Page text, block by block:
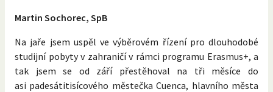
Martin Sochorec, SpB
Na jaře jsem uspěl ve výběrovém řízení pro dlouhodobé
studijní pobyty v zahraničí v rámci programu Erasmus+, a
tak jsem se od září přestěhoval na tři měsíce do
asi padesátitisícového městečka Cuenca, hlavního města